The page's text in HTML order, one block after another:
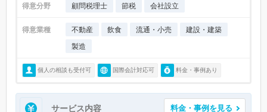
得意分野 顧問税理士 節税 会社設立
得意業種 不動産 飲食 流通・小売
建設・建築
製造
個人の相談も受付可 国際会計対応可 料金・事例あり
サービス内容 料金・事例を見る